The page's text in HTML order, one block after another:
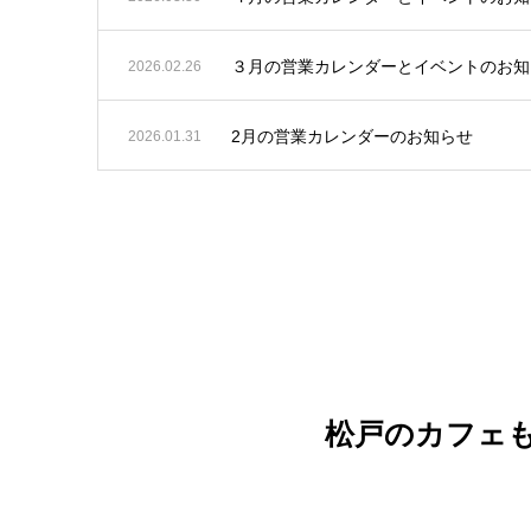
2026.02.26 ３月の営業カレンダーとイベントのお
2026.01.31 2月の営業カレンダーのお知らせ
松戸のカフェ